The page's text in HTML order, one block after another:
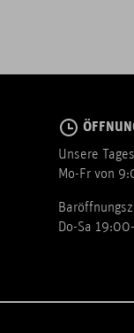
Unsere
Mo-Fr von
Do-Sa